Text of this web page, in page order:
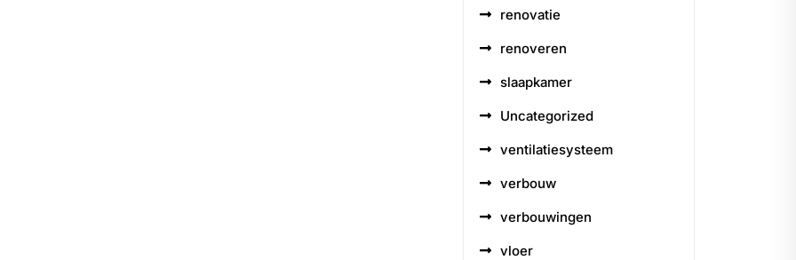
renovatie
renoveren
slaapkamer
Uncategorized
ventilatiesysteem
verbouw
verbouwingen
vloer